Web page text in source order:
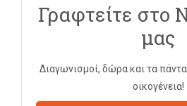
Γραφτείτε στο
μας
Διαγωνισμοί, δώρα και τα πάντα
οικογένεια!